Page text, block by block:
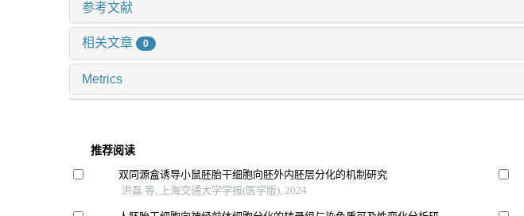
参考文献
相关文章 0
Metrics
推荐阅读
双同源盒诱导小鼠胚胎干细胞向胚外内胚层分化的机制研究
洪磊 等, 上海交通大学学报(医学版), 2024